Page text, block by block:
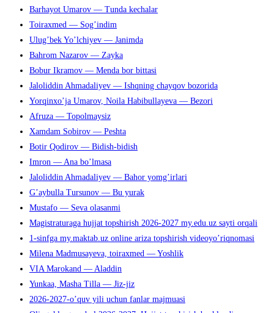
чтобы
панель
поиска.
Barhayot Umarov — Tunda kechalar
Toiraxmed — Sog’indim
Ulug’bek Yo’lchiyev — Janimda
Bahrom Nazarov — Zayka
Bobur Ikramov — Menda bor bittasi
Jaloliddin Ahmadaliyev — Ishqning chayqov bozorida
Yorqinxo’ja Umarov, Noila Habibullayeva — Bezori
Afruza — Topolmaysiz
Xamdam Sobirov — Peshta
Botir Qodirov — Bidish-bidish
Imron — Ana bo’lmasa
Jaloliddin Ahmadaliyev — Bahor yomg’irlari
G’aybulla Tursunov — Bu yurak
Mustafo — Seva olasanmi
Magistraturaga hujjat topshirish 2026-2027 my.edu.uz sayti orqali
1-sinfga my.maktab.uz online ariza topshirish videoyo’riqnomasi
Milena Madmusayeva, toiraxmed — Yoshlik
VIA Marokand — Aladdin
Yunkaa, Masha Tilla — Jiz-jiz
2026-2027-o’quv yili uchun fanlar majmuasi